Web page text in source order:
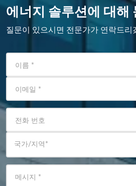
에너지 솔루션에 대해
질문이 있으시면 전문가가 연락드리
이름 *
이메일 *
전화 번호
국가/지역 *
메시지 *